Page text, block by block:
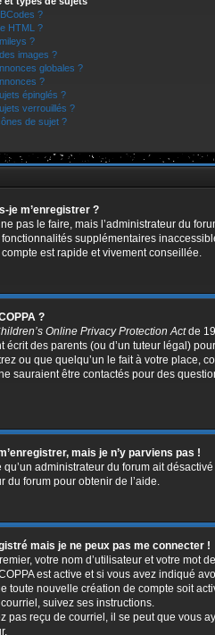
?
HTML ?
?
images ?
globales ?
?
épinglés ?
verrouillés ?
de sujet ?
je m’enregistrer ?
pas le faire, mais l’administrateur du
supplémentaires
compte est rapide et vivement conseillée.
?
Online Privacy Protection Actde
écrit des parents (ou d’un tuteur légal)
ou que quelqu’un le fait à votre place,
sauraient être contactés pour des
mais je n’y parviens pas !
qu’un administrateur du forum ait
du forum pour obtenir de l’aide.
mais je ne peux pas me connecter !
votre nom d’utilisateur et votre mot
est active et si vous avez indiqué
toute nouvelle création de compte soit
suivez ses instructions.
pas reçu de courriel, il se peut que vous